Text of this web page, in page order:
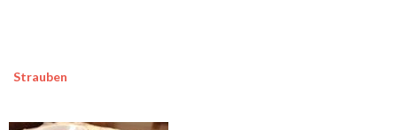
Strauben